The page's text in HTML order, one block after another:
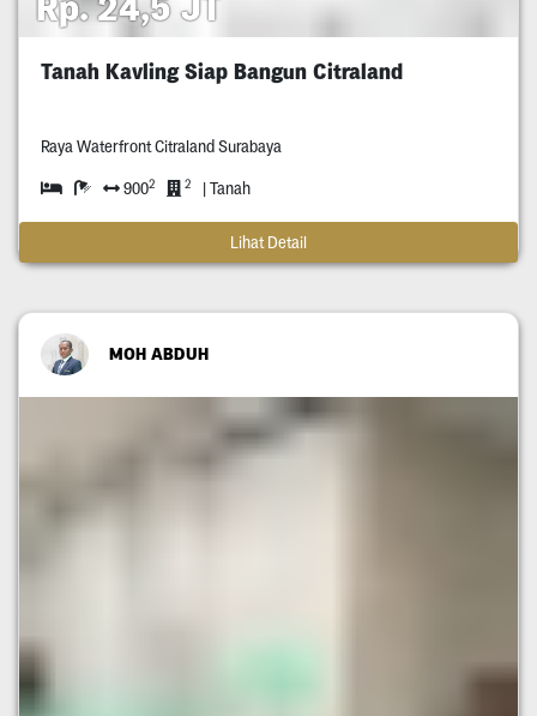
Tanah Kavling Siap Bangun Citraland
Raya Waterfront Citraland Surabaya
9002 2 | Tanah
Lihat Detail
MOH ABDUH